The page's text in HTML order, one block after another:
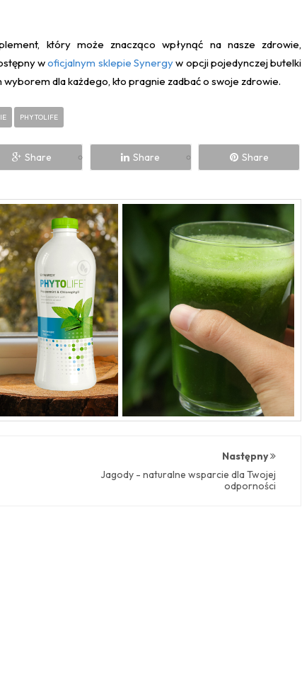
który może znacząco wpłynąć na nasze zdrowie,
woficjalnym sklepie Synergyw opcji pojedynczej butelki
dla każdego, kto pragnie zadbać o swoje zdrowie.
PHYTOLIFE
Share Share Share
Następny
Jagody - naturalne wsparcie dla Twojej
odporności